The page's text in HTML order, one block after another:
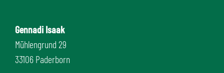
Gennadi Isaak
Mühlengrund 29
33106 Paderborn